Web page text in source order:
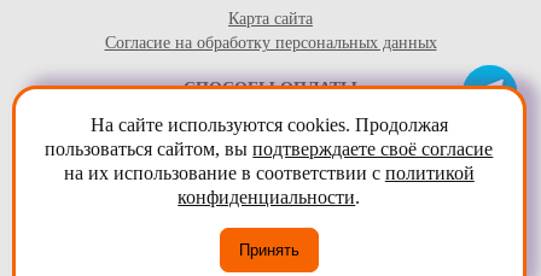
Карта сайта
Согласие на обработку персональных данных
СПОСОБЫ ОПЛАТЫ
На сайте используются cookies. Продолжая
пользоваться сайтом, выподтверждаете своё согласие
на их использование в соответствии с политикой
конфиденциальности.
Принять